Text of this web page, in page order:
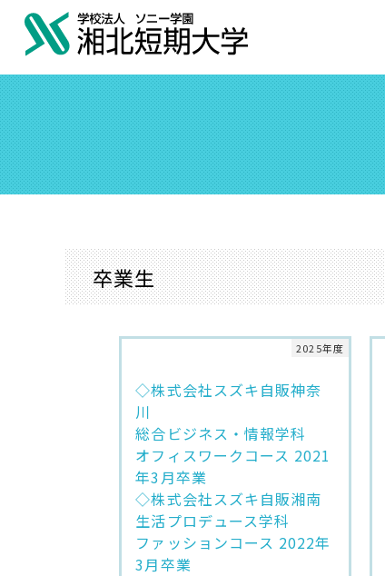
卒業生
◇株式会社スズキ自販神奈
川
総合ビジネス・情報学科
オフィスワークコース 2021
年3月卒業
◇株式会社スズキ自販湘南
生活プロデュース学科
ファッションコース 2022年
3月卒業
2025年度